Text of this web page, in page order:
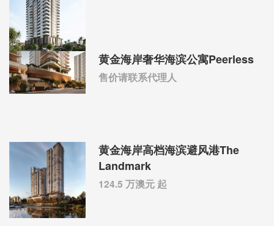
黄金海岸奢华海滨公寓Peerless
售价请联系代理人
黄金海岸高档海滨避风港The
Landmark
124.5 万澳元 起